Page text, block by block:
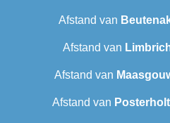
Afstand van
Afstand van
Afstand van
Afstand van Posterholt